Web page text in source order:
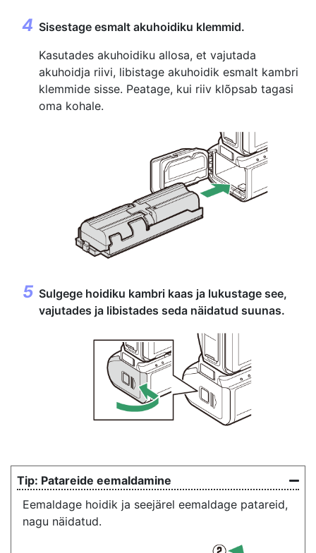
Sisestage esmalt akuhoidiku klemmid.
Kasutades akuhoidiku allosa, et vajutada
akuhoidja riivi, libistage akuhoidik esmalt kambri
klemmide sisse. Peatage, kui riiv klõpsab tagasi
oma kohale.
Sulgege hoidiku kambri kaas ja lukustage see,
vajutades ja libistades seda näidatud suunas.
Patareide eemaldamine
Eemaldage hoidik ja seejärel eemaldage patareid,
nagu näidatud.